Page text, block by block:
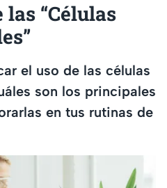
“Células
el uso de las células
son los principales
en tus rutinas de